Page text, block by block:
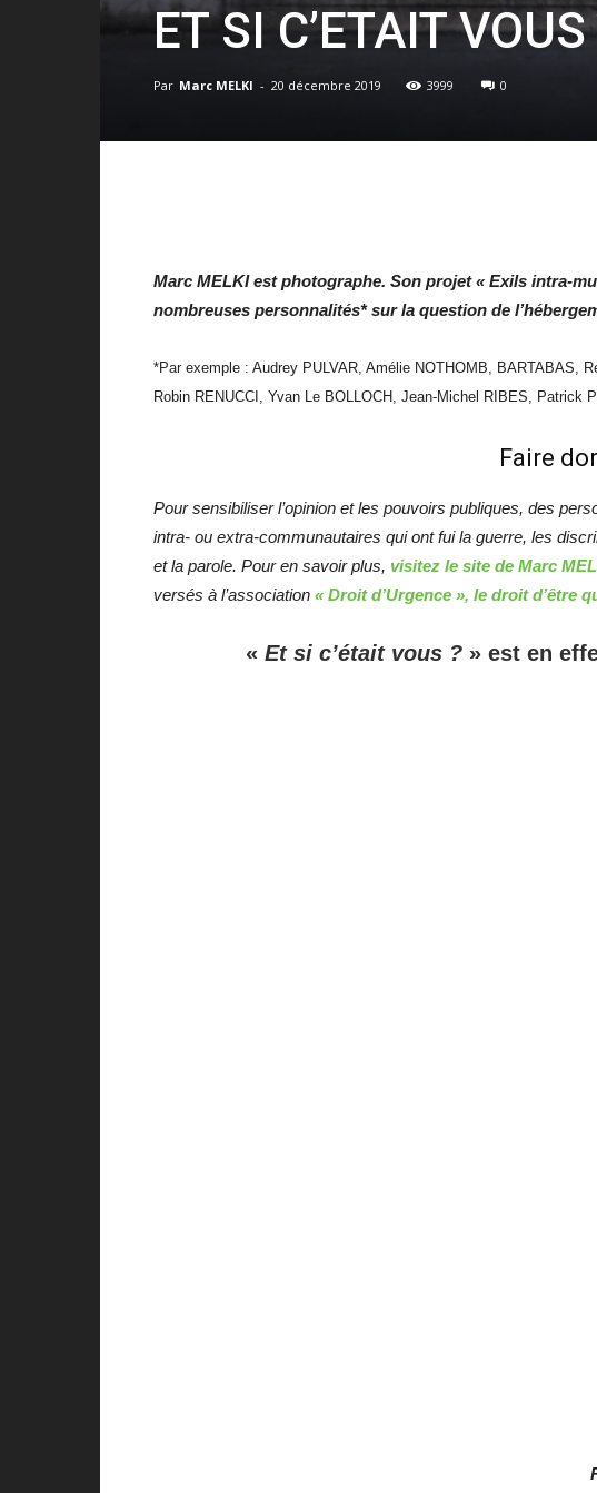
ET SI C’ETAIT
Par Marc MELKI - 20 décembre 2019 3999 0
Marc MELKI est photographe. Son projet « Exils intra-
nombreuses personnalités* sur la question de
*Par exemple : Audrey PULVAR, Amélie NOTHOMB, BARTABAS,
Robin RENUCCI, Yvan Le BOLLOCH, Jean-Michel RIBES, Patrick
Faire
Pour sensibiliser l’opinion et les pouvoirs publiques, des
intra- ou extra-communautaires qui ont fui la guerre, les
et la parole. Pour en savoir plus, visitez le site de Marc
versés à l’association « Droit d’Urgence », le droit d’être
« Et si c’était vous ? » est en